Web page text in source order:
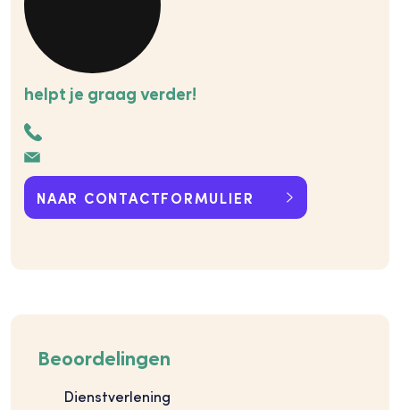
Beoordelingen
Dienstverlening
helpt je graag verder!
NAAR CONTACTFORMULIER